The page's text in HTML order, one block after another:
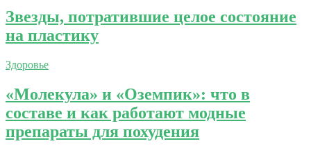
Звезды, потратившие целое состояние
на пластику
Здоровье
«Молекула» и «Оземпик»: что в
составе и как работают модные
препараты для похудения